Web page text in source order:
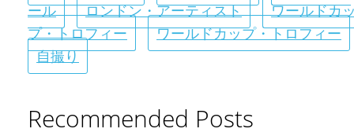
ール
ロンドン・アーティスト
ワールドカ
プ・トロフィー
ワールドカップ・トロフィー
自撮り
Recommended Posts